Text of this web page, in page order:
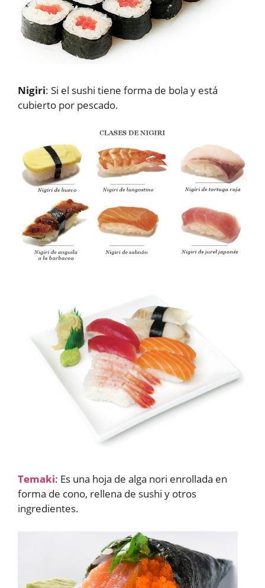
Nigiri: Si el sushi tiene forma de bola y está
cubierto por pescado.
Temaki: Es una hoja de alga nori enrollada en
forma de cono, rellena de sushi y otros
ingredientes.